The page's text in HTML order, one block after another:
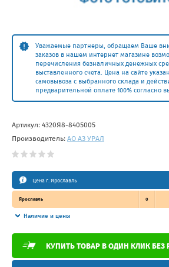
Уважаемые партнеры, обращаем Ваше
заказов в нашем интернет магазине
перечисления безналичных денежных
выставленного счета. Цена на сайте
самовывоза с выбранного склада и
предварительной оплате 100% согласно
Артикул: 4320Я8-8405005
Производитель: АО АЗ УРАЛ
Цена г. Ярославль
Ярославль 0
Наличие и цены
КУПИТЬ ТОВАР В ОДИН КЛИК БЕЗ